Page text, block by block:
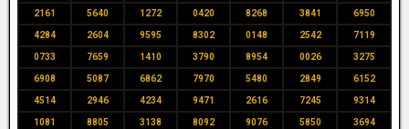
2161 5640 1272 0420 8268 3841 6950
4284 2604 9595 8302 0148 2542 7119
0733 7659 1410 3790 8954 0026 3275
6908 5087 6862 7970 5480 2849 6152
4514 2946 4234 9471 2616 7245 9314
1081 8805 3138 8092 9076 5850 3694